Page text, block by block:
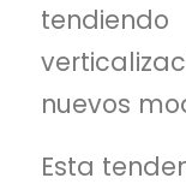
nuevos
Esta